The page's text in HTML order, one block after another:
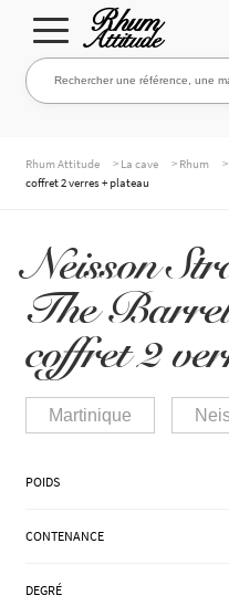
Aller
à
Aller
au
Rechercher une référence, une
NOS RHUMS
WHISKIES & +
MARQUES
Rhum Attitude > La cave > Rhum >
coffret 2 verres + plateau
Neisson
The
coffret 2
Martinique
POIDS
CONTENANCE
DEGRÉ